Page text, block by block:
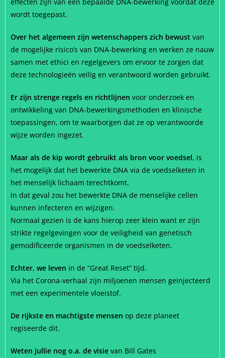
wordt toegepast.
Over het algemeen zijn wetenschappers zich bewust van
de mogelijke risico’s van DNA-bewerking en werken ze nauw
samen met ethici en regelgevers om ervoor te zorgen dat
deze technologieën veilig en verantwoord worden gebruikt.
Er zijn strenge regels en richtlijnen voor onderzoek en
ontwikkeling van DNA-bewerkingsmethoden en klinische
toepassingen, om te waarborgen dat ze op verantwoorde
wijze worden ingezet.
Maar als de kip wordt gebruikt als bron voor voedsel, is
het mogelijk dat het bewerkte DNA via de voedselketen in
het menselijk lichaam terechtkomt.
In dat geval zou het bewerkte DNA de menselijke cellen
kunnen infecteren en wijzigen.
Normaal gezien is de kans hierop zeer klein want er zijn
strikte regelgevingen voor de veiligheid van genetisch
gemodificeerde organismen in de voedselketen.
Echter, we leven in de “Great Reset” tijd.
Via het Corona-verhaal zijn miljoenen mensen geinjecteerd
met een experimentele vloeistof.
De rijkste en machtigste mensen op deze planeet
regiseerde dit.
Weten jullie nog o.a. de visie van Bill Gates